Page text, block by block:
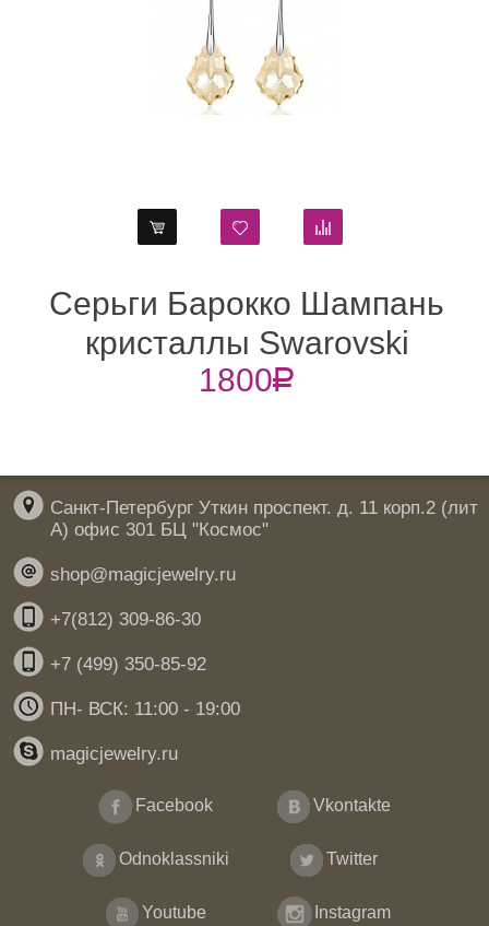
Серьги Барокко Шампань
кристаллы Swarovski
1800R
Санкт-Петербург Уткин проспект. д. 11 корп.2 (лит
А) офис 301 БЦ "Космос"
shop@magicjewelry.ru
+7(812) 309-86-30
+7 (499) 350-85-92
ПН- ВСК: 11:00 - 19:00
magicjewelry.ru
Facebook Vkontakte
Odnoklassniki Twitter
Youtube Instagram